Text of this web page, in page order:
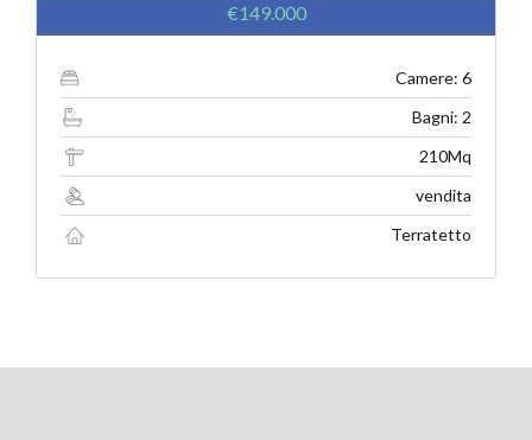
€149.000
Camere: 6
Bagni: 2
210Mq
vendita
Terratetto